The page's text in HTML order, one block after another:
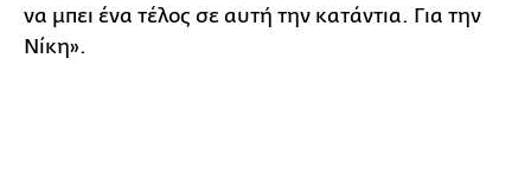
να μπει ένα τέλος σε αυτή την κατάντια. Για την
Νίκη».